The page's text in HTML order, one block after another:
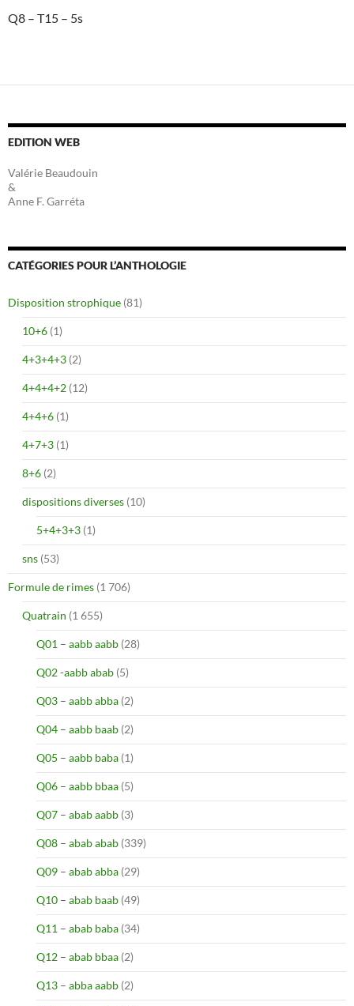
Q8 – T15 – 5s
EDITION WEB
Valérie Beaudouin
&
Anne F. Garréta
CATÉGORIES POUR L’ANTHOLOGIE
Disposition strophique (81)
10+6 (1)
4+3+4+3 (2)
4+4+4+2 (12)
4+4+6 (1)
4+7+3 (1)
8+6 (2)
dispositions diverses (10)
5+4+3+3 (1)
sns (53)
Formule de rimes (1 706)
Quatrain (1 655)
Q01 – aabb aabb (28)
Q02 -aabb abab (5)
Q03 – aabb abba (2)
Q04 – aabb baab (2)
Q05 – aabb baba (1)
Q06 – aabb bbaa (5)
Q07 – abab aabb (3)
Q08 – abab abab (339)
Q09 – abab abba (29)
Q10 – abab baab (49)
Q11 – abab baba (34)
Q12 – abab bbaa (2)
Q13 – abba aabb (2)